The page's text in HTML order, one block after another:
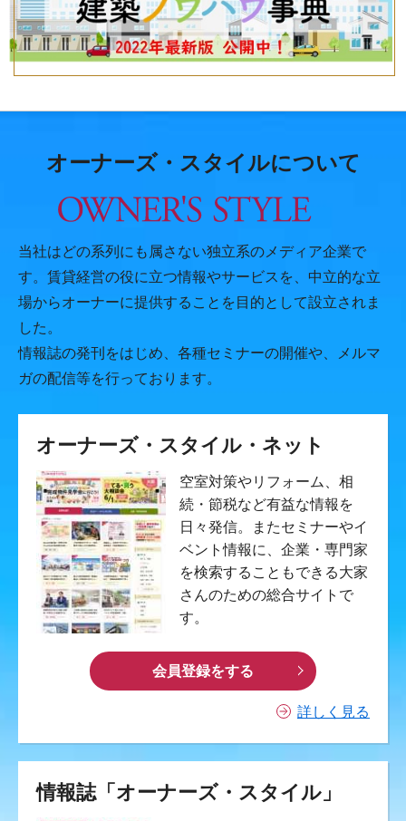
オーナーズ・スタイルについて
当社はどの系列にも属さない独立系のメディア企業で
す。賃貸経営の役に立つ情報やサービスを、中立的な立
場からオーナーに提供することを目的として設立されま
した。
情報誌の発刊をはじめ、各種セミナーの開催や、メルマ
ガの配信等を行っております。
オーナーズ・スタイル・ネット
空室対策やリフォーム、相
続・節税など有益な情報を
日々発信。またセミナーやイ
ベント情報に、企業・専門家
を検索することもできる大家
さんのための総合サイトで
す。
会員登録をする
詳しく見る
情報誌「オーナーズ・スタイル」